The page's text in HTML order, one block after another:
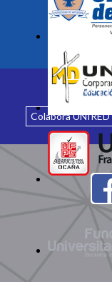
Inicio
Colabora UNIRED